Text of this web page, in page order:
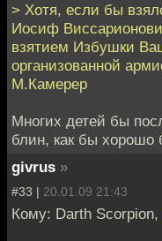
> Хотя, если бы
Иосиф
взятием Избушки
организованной
М.Камерер
Многих детей бы
блин, как бы хорошо
givrus »
#33 | 20.01.09 21:43
Кому: Darth Scorpion,